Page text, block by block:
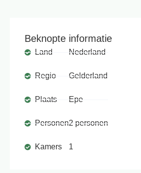
Beknopte informatie
Land
Regio
Plaats
Personen
Kamers
Nederland
Gelderland
Epe
2 personen
1